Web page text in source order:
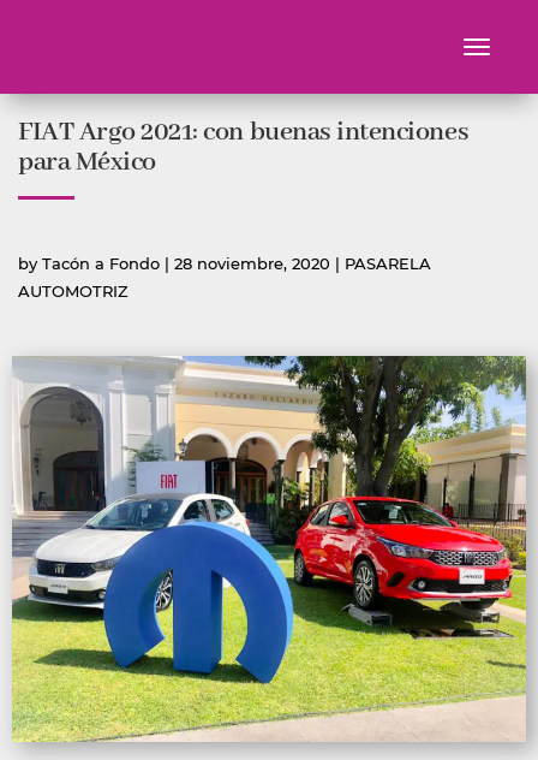
contenido
Toggle
FIAT Argo 2021: con buenas intenciones
para México
by Publicado
por
Tacón a Fondo | 28 noviembre, 2020 | Publicada
PASARELA
AUTOMOTRIZ